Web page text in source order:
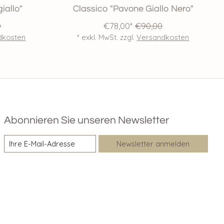
Classico "Pavone Giallo Nero"
€78,00* €90,00
* exkl. MwSt. zzgl.Versandkosten
Abonnieren Sie unseren Newsletter
Newsletter anmelden